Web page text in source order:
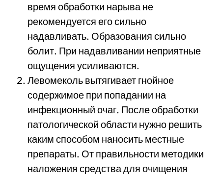
время обработки нарыва не
рекомендуется его сильно
надавливать. Образования сильно
болит. При надавливании неприятные
ощущения усиливаются.
Левомеколь вытягивает гнойное
содержимое при попадании на
инфекционный очаг. После обработки
патологической области нужно решить
каким способом наносить местные
препараты. От правильности методики
наложения средства для очищения